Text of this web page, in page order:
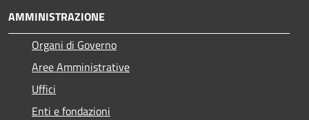
AMMINISTRAZIONE
Organi di Governo
Aree Amministrative
Uffici
Enti e fondazioni